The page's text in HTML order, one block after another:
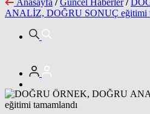
ANALİZ, DOĞRU SONUÇ eğitimi